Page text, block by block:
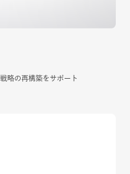
略の再構築をサポート​
略の再構築をサポート​